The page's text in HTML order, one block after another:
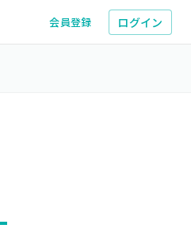
会員登録 ログイン